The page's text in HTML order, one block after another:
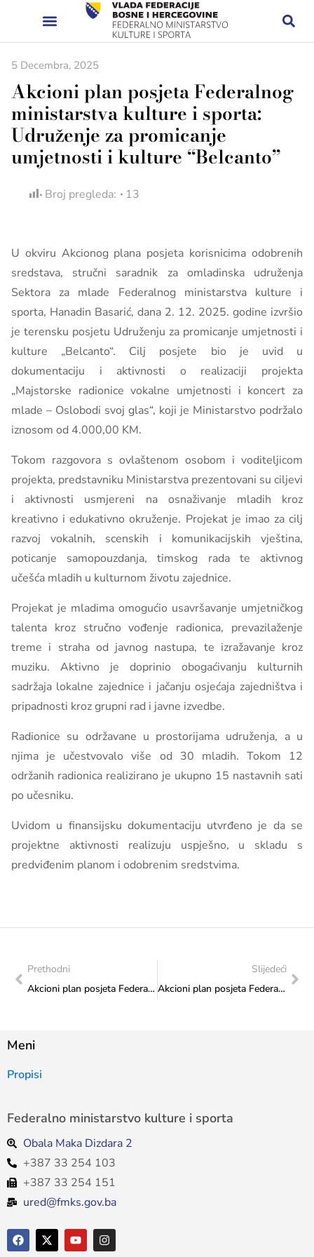
5 Decembra, 2025
Akcioni plan posjeta Federalnog
ministarstva kulture i sporta:
Udruženje za promicanje
umjetnosti i kulture “Belcanto”
Broj pregleda: 13
U okviru Akcionog plana posjeta korisnicima odobrenih
sredstava, stručni saradnik za omladinska udruženja
Sektora za mlade Federalnog ministarstva kulture i
sporta, Hanadin Basarić, dana 2. 12. 2025. godine izvršio
je terensku posjetu Udruženju za promicanje umjetnosti i
kulture „Belcanto“. Cilj posjete bio je uvid u
dokumentaciju i aktivnosti o realizaciji projekta
„Majstorske radionice vokalne umjetnosti i koncert za
mlade – Oslobodi svoj glas“, koji je Ministarstvo podržalo
iznosom od 4.000,00 KM.
Tokom razgovora s ovlaštenom osobom i voditeljicom
projekta, predstavniku Ministarstva prezentovani su ciljevi
i aktivnosti usmjereni na osnaživanje mladih kroz
kreativno i edukativno okruženje. Projekat je imao za cilj
razvoj vokalnih, scenskih i komunikacijskih vještina,
poticanje samopouzdanja, timskog rada te aktivnog
učešća mladih u kulturnom životu zajednice.
Projekat je mladima omogućio usavršavanje umjetničkog
talenta kroz stručno vođenje radionica, prevazilaženje
treme i straha od javnog nastupa, te izražavanje kroz
muziku. Aktivno je doprinio obogaćivanju kulturnih
sadržaja lokalne zajednice i jačanju osjećaja zajedništva i
pripadnosti kroz grupni rad i javne izvedbe.
Radionice su održavane u prostorijama udruženja, a u
njima je učestvovalo više od 30 mladih. Tokom 12
održanih radionica realizirano je ukupno 15 nastavnih sati
po učesniku.
Uvidom u finansijsku dokumentaciju utvrđeno je da se
projektne aktivnosti realizuju uspješno, u skladu s
predviđenim planom i odobrenim sredstvima.
Prethodni
Akcioni plan posjeta Federalnog ministarstva kulture i sporta: Hrvatsko kulturno umjetničko društvo “Napredak”
Slijedeći
Akcioni plan posjeta Federalnog ministarstva kulture i sporta: Udruga za promicanje urbane kulture u Hercegovačko-neretvanjskoj županiji
Meni
Propisi
Federalno ministarstvo kulture i sporta
Obala Maka Dizdara 2
+387 33 254 103
+387 33 254 151
ured@fmks.gov.ba